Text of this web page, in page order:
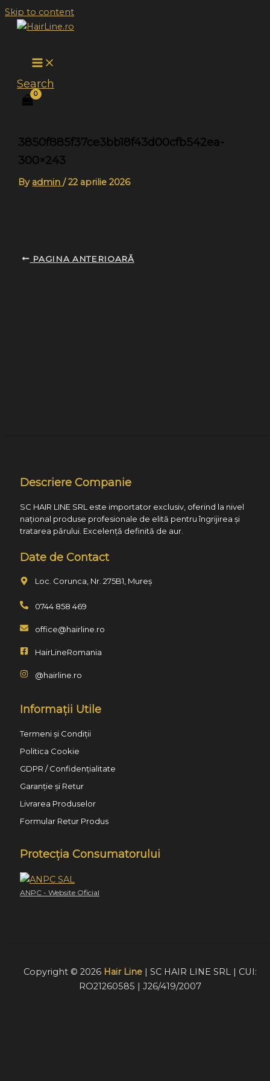
Skip to content
Search
3850f885f37ce3bb18f43d00cfb542ea-
300×243
By admin/22 aprilie 2026
PAGINA ANTERIOARĂ
Descriere Companie
SC HAIR LINE SRL este importator exclusiv, oferind la nivel
național produse profesionale de elită pentru îngrijirea și
tratarea părului. Excelență definită de aur.
Date de Contact
Loc. Corunca, Nr. 275B1, Mureș
0744 858 469
office@hairline.ro
HairLineRomania
@hairline.ro
Informații Utile
Termeni și Condiții
Politica Cookie
GDPR / Confidențialitate
Garanție și Retur
Livrarea Produselor
Formular Retur Produs
Protecția Consumatorului
ANPC - Website Oficial
Copyright © 2026 Hair Line| SC HAIR LINE SRL | CUI:
RO21260585 | J26/419/2007